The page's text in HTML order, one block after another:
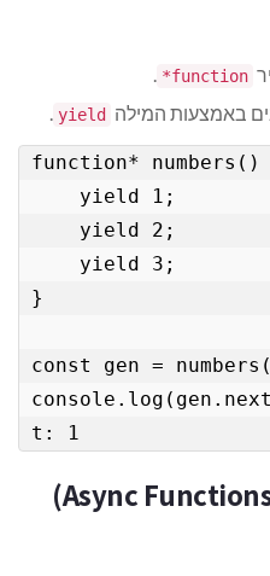
function*
.
באמצעות המילה
yield
.
function* numbers()
}
const gen =
t: 1